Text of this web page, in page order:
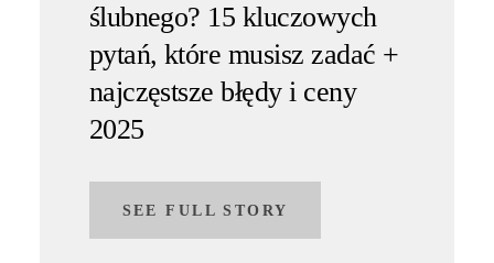
ślubnego? 15 kluczowych
pytań, które musisz zadać +
najczęstsze błędy i ceny
2025
SEE FULL STORY